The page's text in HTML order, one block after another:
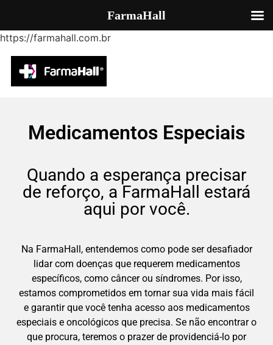
https://farmahall.com.br
Medicamentos Especiais
Quando a esperança precisar
de reforço, a FarmaHall estará
aqui por você.
Na FarmaHall, entendemos como pode ser desafiador
lidar com doenças que requerem medicamentos
específicos, como câncer ou síndromes. Por isso,
estamos comprometidos em tornar sua vida mais fácil
e garantir que você tenha acesso aos medicamentos
especiais e oncológicos que precisa. Se não encontrar o
que procura, teremos o prazer de providenciá-lo por
FarmaHall